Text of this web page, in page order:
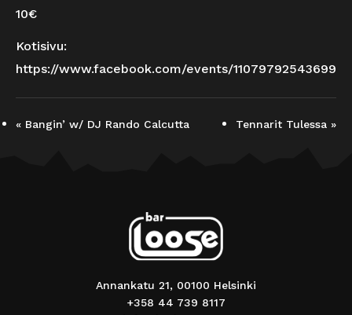
10€
Kotisivu:
https://www.facebook.com/events/1107979254369997
« Bangin’ w/ DJ Rando Calcutta Tennarit Tulessa »
Annankatu 21, 00100 Helsinki
+358 44 739 8117